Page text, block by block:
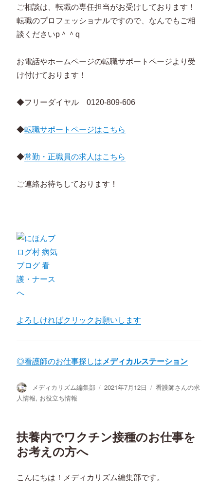
ご相談は、転職の専任担当がお受けしております！
転職のプロフェッショナルですので、なんでもご相
談くださいp＾＾q
お電話やホームページの転職サポートページより受
け付けております！
◆フリーダイヤル 0120-809-606
◆転職サポートページはこちら
◆常勤・正職員の求人はこちら
ご連絡お待ちしております！
よろしければクリックお願いします
◎看護師のお仕事探しは メディカルステーション
投
稿
メディカリズム編集部
投
2021年7月12日
カ
看護師さんの求
人情報, お役立ち情報
扶養内でワクチン接種のお仕事を
お考えの方へ
こんにちは！メディカリズム編集部です。